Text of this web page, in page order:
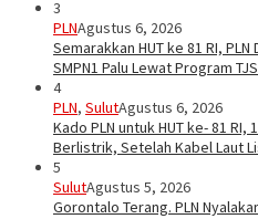
3
PLNAgustus 6, 2026
Semarakkan HUT ke 81 RI,
SMPN1 Palu Lewat Program
4
PLN, SulutAgustus 6, 2026
Kado PLN untuk HUT ke- 81
Berlistrik, Setelah Kabel Laut
5
SulutAgustus 5, 2026
Gorontalo Terang. PLN